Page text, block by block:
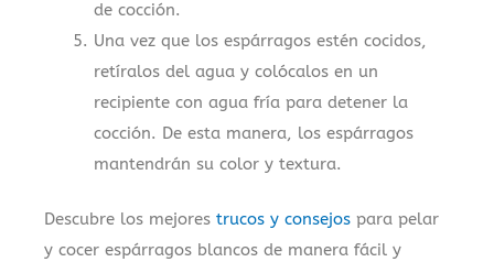
de cocción.
Una vez que los espárragos estén cocidos,
retíralos del agua y colócalos en un
recipiente con agua fría para detener la
cocción. De esta manera, los espárragos
mantendrán su color y textura.
Descubre los mejores trucos y consejos para pelar
y cocer espárragos blancos de manera fácil y